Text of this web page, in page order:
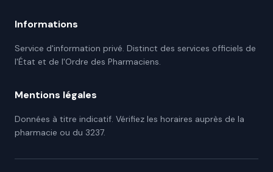
Informations
Service d'information privé. Distinct des services officiels de
l'État et de l'Ordre des Pharmaciens.
Mentions légales
Données à titre indicatif. Vérifiez les horaires auprès de la
pharmacie ou du 3237.